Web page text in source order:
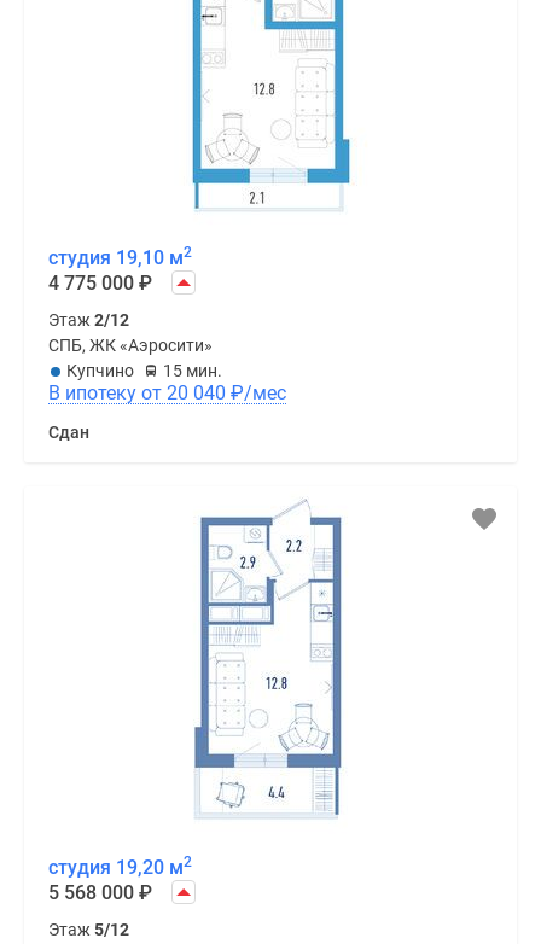
студия 19,10 м2
4 775 000 ₽
Этаж2/12
СПБ, ЖК «Аэросити»
Купчино
15 мин.
В ипотеку от 20 040 ₽/мес
Сдан
студия 19,20 м2
5 568 000 ₽
Этаж5/12